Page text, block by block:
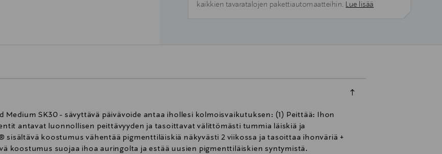
kaikkien tavaratalojen pakettiautomaatteihin. Lue lisää
Medium SK30 - sävyttävä päivävoide antaa ihollesi kolmoisvaikutuksen: (1) Peittää: Ihon
antavat luonnollisen peittävyyden ja tasoittavat välittömästi tummia läiskiä ja
sisältävä koostumus vähentää pigmenttiläiskiä näkyvästi 2 viikossa ja tasoittaa ihonväriä +
koostumus suojaa ihoa auringolta ja estää uusien pigmenttiläiskien syntymistä.